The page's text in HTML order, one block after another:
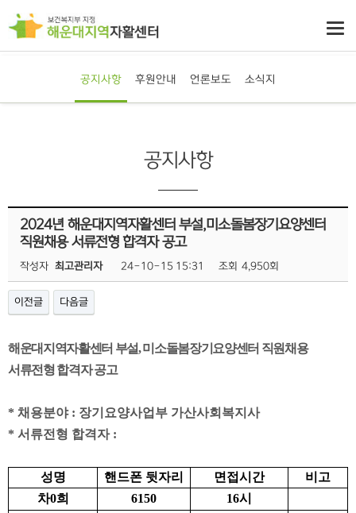
공지사항 후원안내 언론보도 소식지
공지사항
2024년 해운대지역자활센터 부설,미소돌봄장기요양센터
직원채용 서류전형 합격자 공고
작성자 최고관리자 24-10-15 15:31 조회 4,950회
이전글 다음글
해운대지역자활센터 부설,미소돌봄장기요양센터 직원채용
서류전형 합격자 공고
* 채용분야 : 장기요양사업부 가산사회복지사
* 서류전형 합격자 :
성명 핸드폰 뒷자리 면접시간
비고
차0희 6150 16시